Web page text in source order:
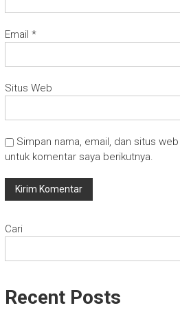
Email *
Situs Web
Simpan nama, email, dan situs
untuk komentar saya berikutnya.
Cari
Recent Posts